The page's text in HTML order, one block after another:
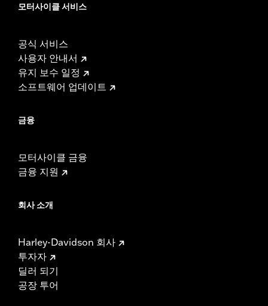
모터사이클 서비스
공식 서비스
사용자 안내서
유지 보수 일정
소프트웨어 업데이트
금융
모터사이클 금융
금융 지원
회사 소개
Harley-Davidson 회사
투자자
딜러 되기
공장 투어